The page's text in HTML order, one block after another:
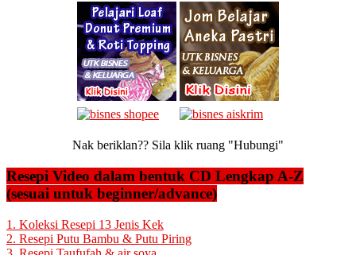
Nak beriklan?? Sila klik ruang "Hubungi"
Resepi Video dalam bentuk CD Lengkap A-Z
(sesuai untuk beginner/advance)
1. Koleksi Resepi 13 Jenis Kek
2. Resepi Putu Bambu & Putu Piring